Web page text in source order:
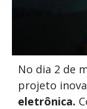
No dia 2 de
projeto
eletrônica.